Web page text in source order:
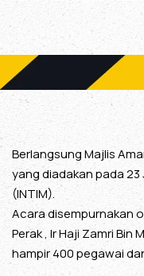
Berlangsung Majlis
yang diadakan pada 23
(INTIM).
Acara disempurnakan
Perak , Ir Haji Zamri Bin
hampir 400 pegawai